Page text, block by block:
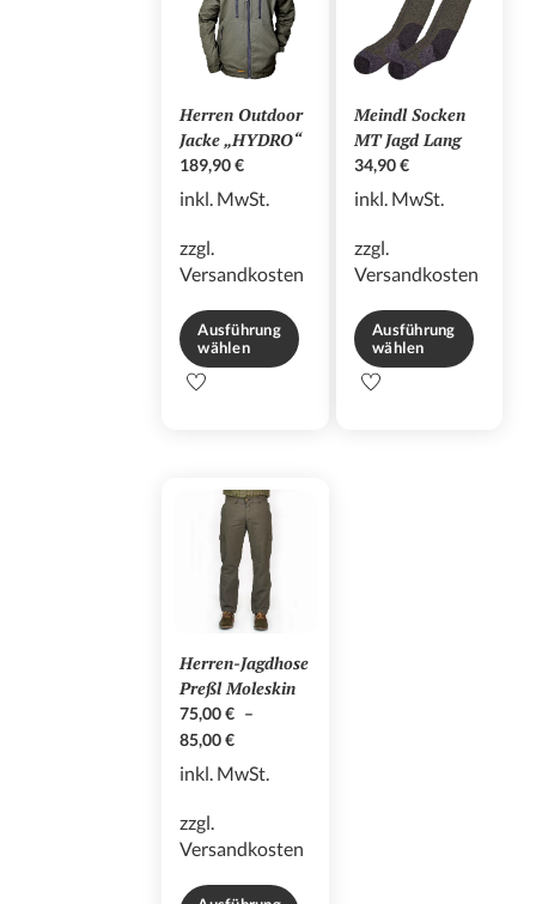
Herren Outdoor
Jacke „HYDRO“
189,90€
inkl. MwSt.
zzgl.
Versandkosten
Ausführung
wählen
Dieses
Varianten
Optionen
können
Produktseite
gewählt
werden
Meindl Socken
MT Jagd Lang
34,90€
inkl. MwSt.
zzgl.
Versandkosten
Ausführung
wählen
Dieses
Herren-Jagdhose
Preßl Moleskin
75,00€ –
85,00€
inkl. MwSt.
zzgl.
Versandkosten